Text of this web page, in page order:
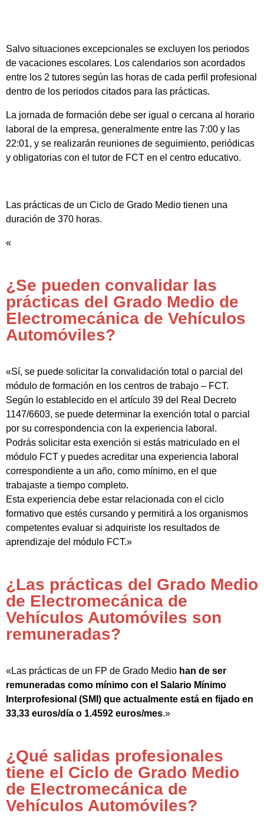
Salvo situaciones excepcionales se excluyen los periodos
de vacaciones escolares. Los calendarios son acordados
entre los 2 tutores según las horas de cada perfil profesional
dentro de los periodos citados para las prácticas.
La jornada de formación debe ser igual o cercana al horario
laboral de la empresa, generalmente entre las 7:00 y las
22:01, y se realizarán reuniones de seguimiento, periódicas
y obligatorias con el tutor de FCT en el centro educativo.
Las prácticas de un Ciclo de Grado Medio tienen una
duración de 370 horas.
«
¿Se pueden convalidar las
prácticas del Grado Medio de
Electromecánica de Vehículos
Automóviles?
«Sí, se puede solicitar la convalidación total o parcial del
módulo de formación en los centros de trabajo – FCT.
Según lo establecido en el artículo 39 del Real Decreto
1147/6603, se puede determinar la exención total o parcial
por su correspondencia con la experiencia laboral.
Podrás solicitar esta exención si estás matriculado en el
módulo FCT y puedes acreditar una experiencia laboral
correspondiente a un año, como mínimo, en el que
trabajaste a tiempo completo.
Esta experiencia debe estar relacionada con el ciclo
formativo que estés cursando y permitirá a los organismos
competentes evaluar si adquiriste los resultados de
aprendizaje del módulo FCT.»
¿Las prácticas del Grado Medio
de Electromecánica de
Vehículos Automóviles son
remuneradas?
«Las prácticas de un FP de Grado Medio han de ser
remuneradas como mínimo con el Salario Mínimo
Interprofesional (SMI) que actualmente está en fijado en
33,33 euros/día o 1.4592 euros/mes.»
¿Qué salidas profesionales
tiene el Ciclo de Grado Medio
de Electromecánica de
Vehículos Automóviles?